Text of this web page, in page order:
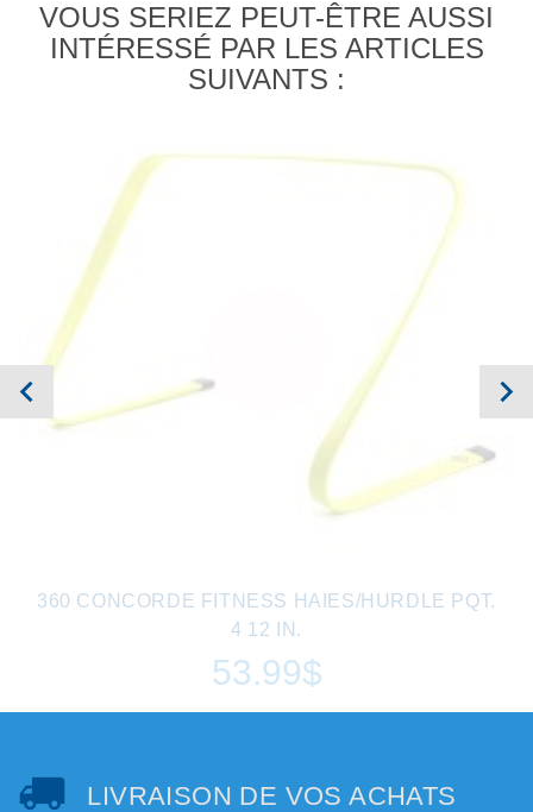
VOUS SERIEZ PEUT-ÊTRE AUSSI
INTÉRESSÉ PAR LES ARTICLES
SUIVANTS :
360 CONCORDE FITNESS HAIES/HURDLE PQT.
4 12 IN.
53.99$
LIVRAISON DE VOS ACHATS